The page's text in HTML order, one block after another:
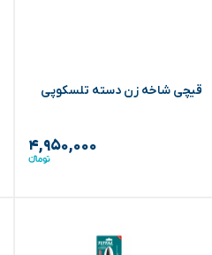
قیچی شاخه زن دسته تلسکوپی
۴,۹۵۰,۰۰۰